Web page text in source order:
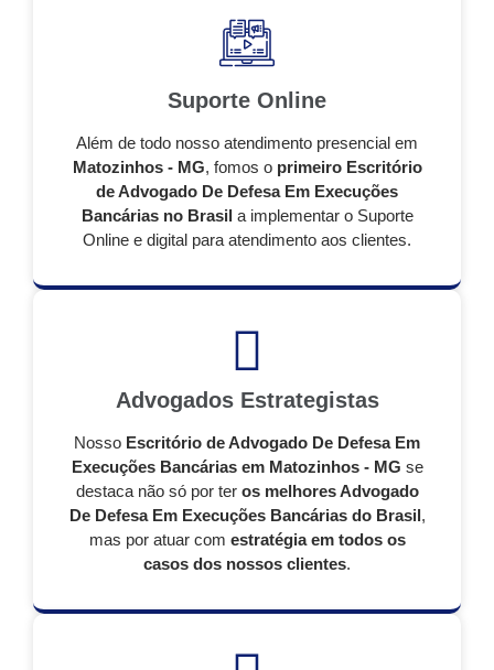
Suporte Online
Além de todo nosso atendimento presencial em
Matozinhos - MG, fomos o primeiro Escritório
de Advogado De Defesa Em Execuções
Bancárias no Brasil a implementar o Suporte
Online e digital para atendimento aos clientes.
Advogados Estrategistas
Nosso Escritório de Advogado De Defesa Em
Execuções Bancárias em Matozinhos - MG se
destaca não só por ter os melhores Advogado
De Defesa Em Execuções Bancárias do Brasil,
mas por atuar com estratégia em todos os
casos dos nossos clientes.